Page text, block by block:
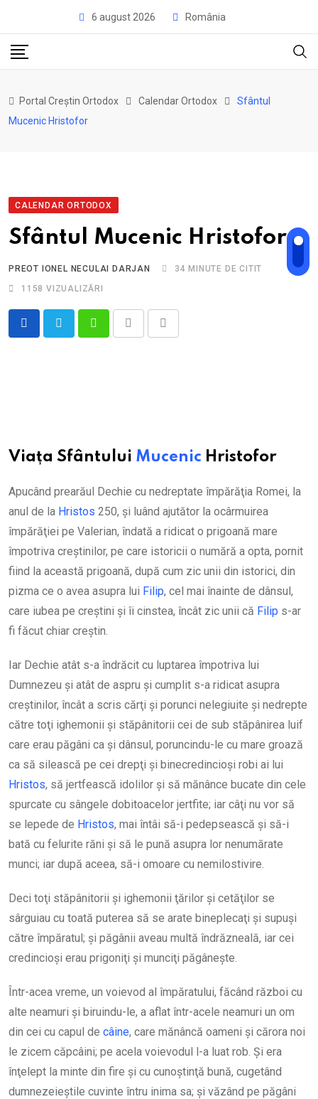
content
6 august 2026 România
Portal Creștin Ortodox Calendar Ortodox
Sfântul
Mucenic Hristofor
CALENDAR ORTODOX
Sfântul Mucenic Hristofor
PREOT IONEL NECULAI DARJAN
34 MINUTE DE CITIT
1158 VIZUALIZĂRI
Viața Sfântului Mucenic Hristofor
Apucând prearăul Dechie cu nedreptate împărăţia Romei, la
anul de la Hristos 250, şi luând ajutător la ocârmuirea
împărăţiei pe Valerian, îndată a ridicat o prigoană mare
împotriva creştinilor, pe care istoricii o numără a opta, pornit
fiind la această prigoană, după cum zic unii din istorici, din
pizma ce o avea asupra lui Filip, cel mai înainte de dânsul,
care iubea pe creştini şi îi cinstea, încât zic unii că Filip s-ar
fi făcut chiar creştin.
Iar Dechie atât s-a îndrăcit cu luptarea împotriva lui
Dumnezeu şi atât de aspru şi cumplit s-a ridicat asupra
creştinilor, încât a scris cărţi şi porunci nelegiuite şi nedrepte
către toţi ighemonii şi stăpânitorii cei de sub stăpânirea luif
care erau păgâni ca şi dânsul, poruncindu-le cu mare groază
ca să silească pe cei drepţi şi binecredincioşi robi ai lui
Hristos, să jertfească idolilor şi să mănânce bucate din cele
spurcate cu sângele dobitoacelor jertfite; iar câţi nu vor să
se lepede de Hristos, mai întâi să-i pedepsească şi să-i
bată cu felurite răni şi să le pună asupra lor nenumărate
munci; iar după aceea, să-i omoare cu nemilostivire.
Deci toţi stăpânitorii şi ighemonii ţărilor şi cetăţilor se
sârguiau cu toată puterea să se arate bineplecaţi şi supuşi
către împăratul; şi păgânii aveau multă îndrăzneală, iar cei
credincioşi erau prigoniţi şi munciţi păgâneşte.
Într-acea vreme, un voievod al împăratului, făcând război cu
alte neamuri şi biruindu-le, a aflat într-acele neamuri un om
din cei cu capul de câine, care mănâncă oameni şi cărora noi
le zicem căpcâini; pe acela voievodul l-a luat rob. Şi era
înţelept la minte din fire şi cu cunoştinţă bună, cugetând
dumnezeieştile cuvinte întru inima sa; şi văzând pe păgâni